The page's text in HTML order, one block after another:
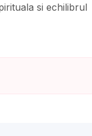
si echilibrul